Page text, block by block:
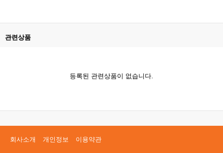
관련상품
등록된 관련상품이 없습니다.
회사소개 개인정보 이용약관